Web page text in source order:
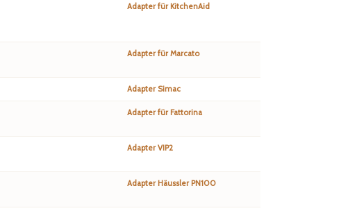
Adapter für KitchenAid
Adapter für Marcato
Adapter Simac
Adapter für Fattorina
Adapter VIP2
Adapter Häussler PN100